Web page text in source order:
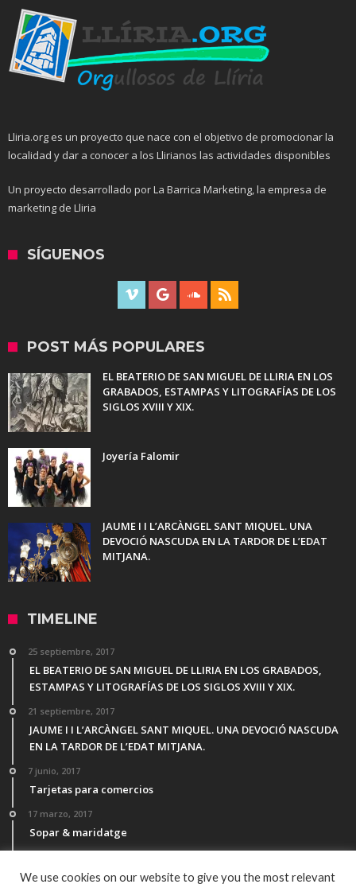
Lliria.org es un proyecto que nace con el objetivo de promocionar la
localidad y dar a conocer a los Llirianos las actividades disponibles
Un proyecto desarrollado por La Barrica Marketing, la empresa de
marketing de Lliria
SÍGUENOS
POST MÁS POPULARES
EL BEATERIO DE SAN MIGUEL DE LLIRIA EN LOS
GRABADOS, ESTAMPAS Y LITOGRAFÍAS DE LOS
SIGLOS XVIII Y XIX.
Joyería Falomir
JAUME I I L’ARCÀNGEL SANT MIQUEL. UNA
DEVOCIÓ NASCUDA EN LA TARDOR DE L’EDAT
MITJANA.
TIMELINE
25 septiembre, 2017
EL BEATERIO DE SAN MIGUEL DE LLIRIA EN LOS GRABADOS,
ESTAMPAS Y LITOGRAFÍAS DE LOS SIGLOS XVIII Y XIX.
21 septiembre, 2017
JAUME I I L’ARCÀNGEL SANT MIQUEL. UNA DEVOCIÓ NASCUDA
EN LA TARDOR DE L’EDAT MITJANA.
7 junio, 2017
Tarjetas para comercios
17 marzo, 2017
Sopar & maridatge
Menú Desgutación Segle XXI
We use cookies on our website to give you the most relevant